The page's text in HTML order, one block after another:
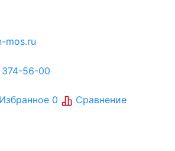
mos.ru
56-00
Избранное 0 Сравнение